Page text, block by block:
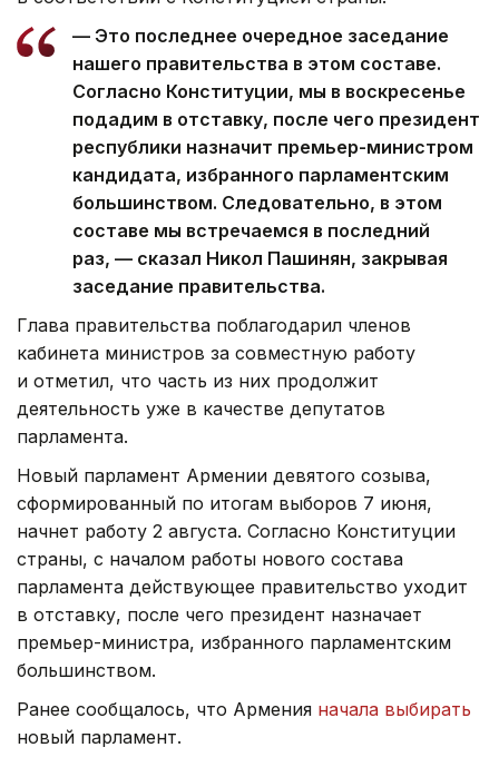
— Это последнее очередное заседание
нашего правительства в этом составе.
Согласно Конституции, мы в воскресенье
подадим в отставку, после чего президент
республики назначит премьер-министром
кандидата, избранного парламентским
большинством. Следовательно, в этом
составе мы встречаемся в последний
раз, — сказал Никол Пашинян, закрывая
заседание правительства.
Глава правительства поблагодарил членов
кабинета министров за совместную работу
и отметил, что часть из них продолжит
деятельность уже в качестве депутатов
парламента.
Новый парламент Армении девятого созыва,
сформированный по итогам выборов 7 июня,
начнет работу 2 августа. Согласно Конституции
страны, с началом работы нового состава
парламента действующее правительство уходит
в отставку, после чего президент назначает
премьер-министра, избранного парламентским
большинством.
Ранее сообщалось, что Армения начала выбирать
новый парламент.